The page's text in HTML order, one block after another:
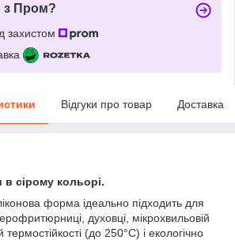
з Пром?
захистом
Відгуки про товар Доставка
сірому кольорі.
форма ідеально підходить для
духовці, мікрохвильовій
термостійкості (до 250°C) і екологічно